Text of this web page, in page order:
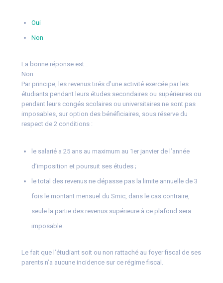
Oui
Non
La bonne réponse est…
Non
Par principe, les revenus tirés d’une activité exercée par les
étudiants pendant leurs études secondaires ou supérieures ou
pendant leurs congés scolaires ou universitaires ne sont pas
imposables, sur option des bénéficiaires, sous réserve du
respect de 2 conditions :
le salarié a 25 ans au maximum au 1er janvier de l’année
d’imposition et poursuit ses études ;
le total des revenus ne dépasse pas la limite annuelle de 3
fois le montant mensuel du Smic, dans le cas contraire,
seule la partie des revenus supérieure à ce plafond sera
imposable.
Le fait que l’étudiant soit ou non rattaché au foyer fiscal de ses
parents n’a aucune incidence sur ce régime fiscal.